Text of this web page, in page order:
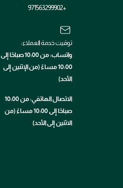
+971563299902
توقيت خدمة العملاء:
واتساب: من 10:00 صباحًا إلى
10:00 مساءً (من الإثنين إلى
الأحد)
الاتصال الهاتفي: من 10:00
صباحًا إلى 10:00 مساءً (من
الاثنين إلى الأحد)